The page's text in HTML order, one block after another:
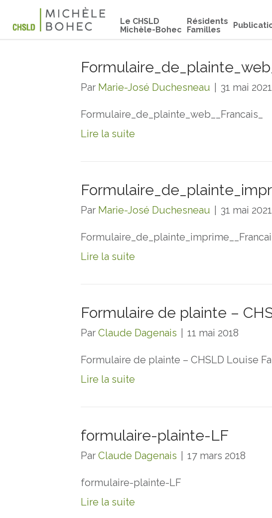
Le CHSLD
Michèle-Bohec
Résidents
Familles
Par Marie-José Duchesneau 31 mai 2021
Formulaire_de_plainte_web__Francais_
Lire la suite
Par Marie-José Duchesneau 31 mai 2021
Lire la suite
Formulaire de plainte –
Par Claude Dagenais 11 mai 2018
Formulaire de plainte – CHSLD Louise
Lire la suite
formulaire-plainte-LF
Par Claude Dagenais 17 mars 2018
formulaire-plainte-LF
Lire la suite